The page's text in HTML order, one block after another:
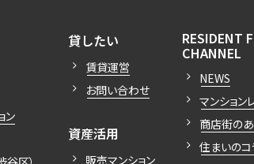
ン
貸したい
賃貸運営
お問い合わせ
資産活用
販売マンション
RESIDENT
CHANNEL
NEWS
マンション
商店街の
住まいのコ